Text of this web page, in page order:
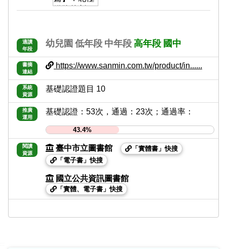
適讀
年段
幼兒園 低年段 中年段 高年段 國中
書摘
連結
https://www.sanmin.com.tw/product/in......
系統
資源
基礎認證題目 10
推廣
運用
基礎認證：53次，通過：23次；通過率：
43.4%
閱讀
資源
臺中市立圖書館
「實體書」快搜
「電子書」快搜
國立公共資訊圖書館
「實體、電子書」快搜